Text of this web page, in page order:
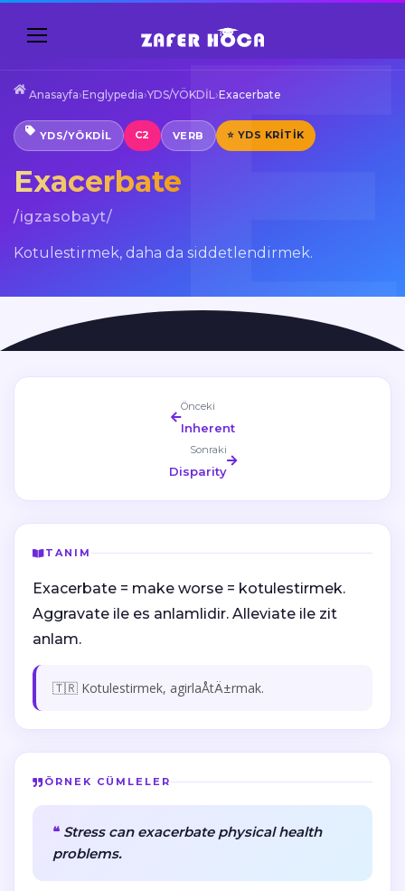
Anasayfa›Englypedia›YDS/YÖKDİL›Exacerbate
YDS/YÖKDİL C2 VERB ⭐ YDS KRITIK
Exacerbate
/igzasobayt/
Kotulestirmek, daha da siddetlendirmek.
Önceki
Inherent
Sonraki
Disparity
TANIM
Exacerbate = make worse = kotulestirmek.
Aggravate ile es anlamlidir. Alleviate ile zit
anlam.
🇹🇷 Kotulestirmek, agirlaÅtÄ±rmak.
ÖRNEK CÜMLELER
Stress can exacerbate physical health
problems.